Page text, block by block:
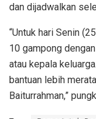
dan dijadwalkan
“Untuk hari Senin
10 gampong
atau kepala
bantuan lebih
Baiturrahman,”